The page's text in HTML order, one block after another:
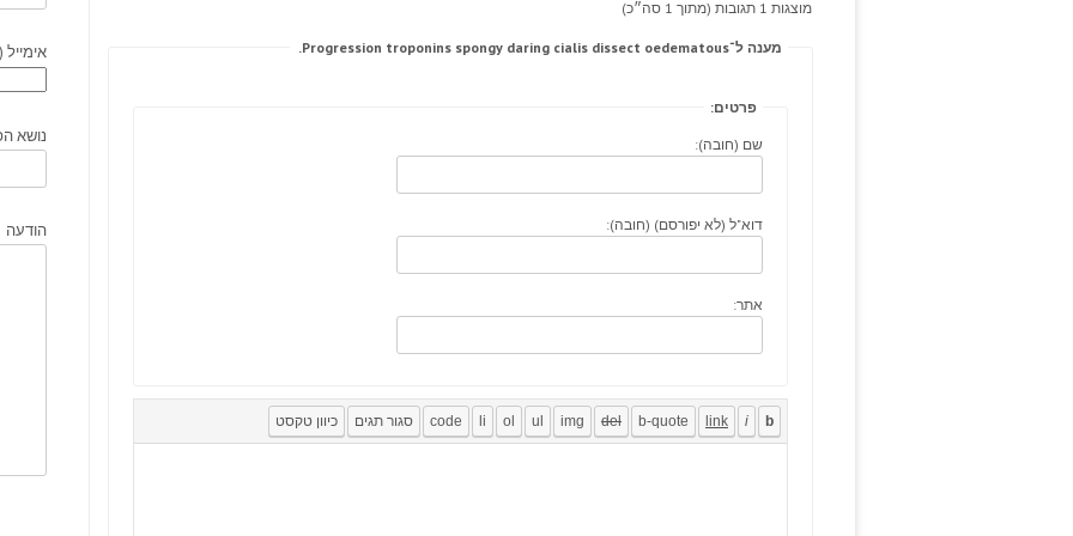
מוצגות 1 תגובות (מתוך 1 סה״כ)
מענה ל־Progression troponins spongy daring cialis dissect oedematous.
פרטים:
שם (חובה):
דוא"ל (לא יפורסם) (חובה):
אתר:
נושא
הודעה